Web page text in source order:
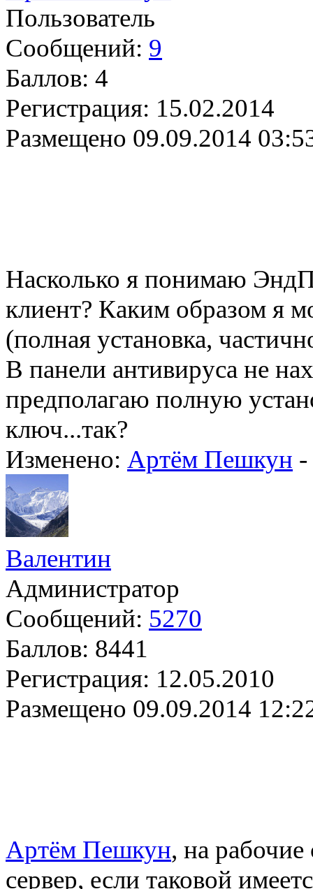
Пользователь
Сообщений: 9
Баллов: 4
Регистрация: 15.02.2014
Размещено 09.09.2014
Насколько я понимаю
клиент? Каким образом я
(полная установка,
В панели антивируса не
предполагаю полную
ключ...так?
Изменено: Артём Пешкун -
Валентин
Администратор
Сообщений: 5270
Баллов: 8441
Регистрация: 12.05.2010
Размещено 09.09.2014
Артём Пешкун, на
сервер, если таковой